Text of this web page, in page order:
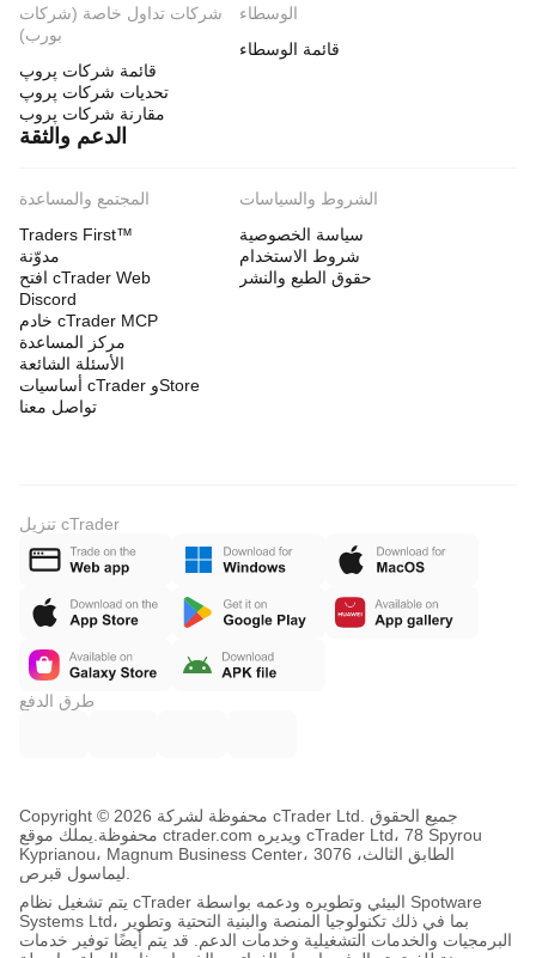
شركات تداول خاصة (شركات
بورب)
قائمة شركات پروپ
تحديات شركات پروپ
مقارنة شركات پروب
الوسطاء
قائمة الوسطاء
الدعم والثقة
المجتمع والمساعدة
Traders First™
مدوّنة
افتح cTrader Web
Discord
خادم cTrader MCP
مركز المساعدة
الأسئلة الشائعة
أساسيات cTrader وStore
تواصل معنا
الشروط والسياسات
سياسة الخصوصية
شروط الاستخدام
حقوق الطبع والنشر
تنزيل cTrader
طرق الدفع
Copyright © محفوظة لشركة 2026 cTrader Ltd. جميع الحقوق
محفوظة. يملك موقع ctrader.com ويديره cTrader Ltd، 78 Spyrou
Kyprianou، Magnum Business Center، الطابق الثالث، 3076
يتم تشغيل نظام cTrader البيئي وتطويره ودعمه بواسطة Spotware
Systems Ltd، بما في ذلك تكنولوجيا المنصة والبنية التحتية وتطوير
البرمجيات والخدمات التشغيلية وخدمات الدعم. قد يتم أيضًا توفير خدمات